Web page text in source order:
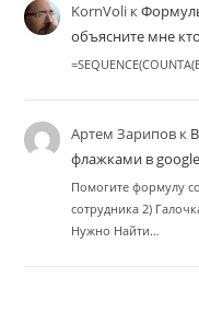
KornVoliк
объясните мне
Артем Зариповк
флажками в
Помогите формулу
сотрудника 2)
Нужно Найти…